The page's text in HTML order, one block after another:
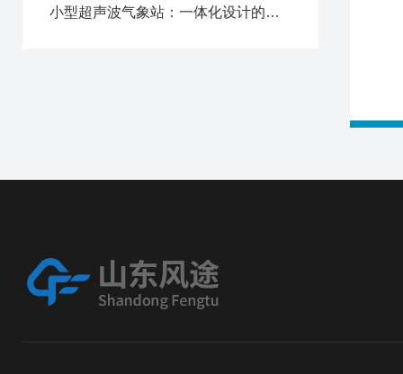
小型超声波气象站：一体化设计的创新突破与核心优势